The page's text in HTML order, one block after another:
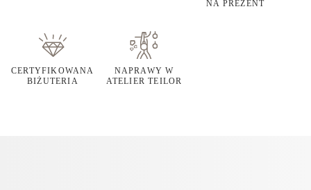
NA PREZENT
CERTYFIKOWANA
BIŻUTERIA
NAPRAWY W
ATELIER TEILOR